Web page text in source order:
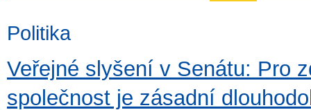
Politika
Veřejné slyšení v Senátu: Pro
společnost je zásadní